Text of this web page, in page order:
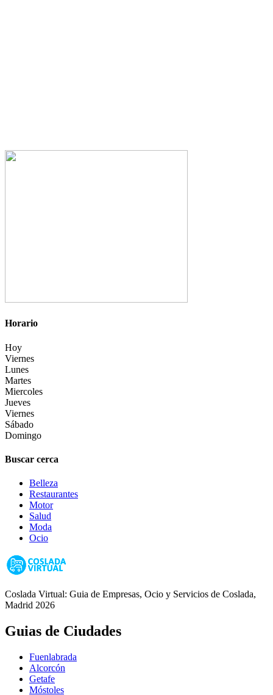
Horario
Hoy
Viernes
Lunes
Martes
Miercoles
Jueves
Viernes
Sábado
Domingo
Buscar cerca
Belleza
Restaurantes
Motor
Salud
Moda
Ocio
Coslada Virtual: Guia de Empresas, Ocio y Servicios de Coslada,
Madrid 2026
Guias de Ciudades
Fuenlabrada
Alcorcón
Getafe
Móstoles